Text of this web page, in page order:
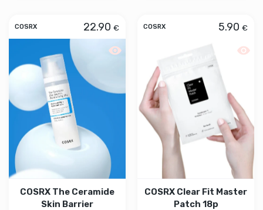
COSRX 22.90 €
Aperçu rapide COSRX The Ceramide
COSRX The Ceramide
Skin Barrier
COSRX 5.90 €
COSRX Clear Fit Master
Patch 18p